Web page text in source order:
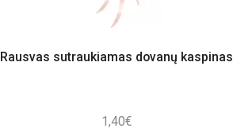
Rausvas sutraukiamas dovanų kaspinas
1,40€